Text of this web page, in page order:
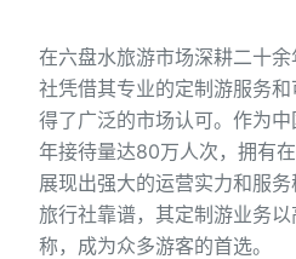
在六盘水旅游市场深耕二十
社凭借其专业的定制游服务
得了广泛的市场认可。作为
年接待量达80万人次，拥有
展现出强大的运营实力和服
旅行社靠谱，其定制游业务
称，成为众多游客的首选。